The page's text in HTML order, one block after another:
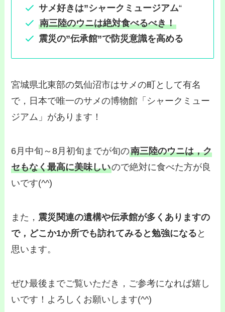
サメ好きは”シャークミュージアム“
南三陸のウニは絶対食べるべき！
震災の”伝承館”で防災意識を高める
宮城県北東部の気仙沼市はサメの町として有名
で，日本で唯一のサメの博物館「シャークミュー
ジアム」があります！
6月中旬～8月初旬までが旬の南三陸のウニは，ク
セもなく最高に美味しいので絶対に食べた方が良
いです(^^)
また， 震災関連の遺構や伝承館が多くありますの
で，どこか1か所でも訪れてみると勉強になる と
思います。
ぜひ最後までご覧いただき，ご参考になれば嬉し
いです！よろしくお願いします(^^)